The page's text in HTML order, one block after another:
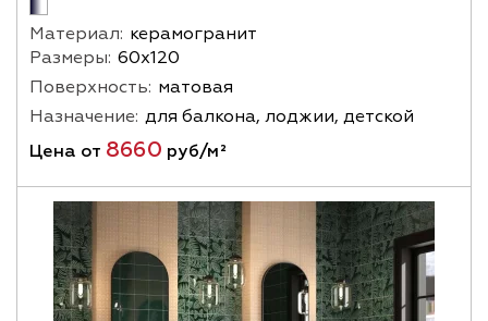
Материал: керамогранит
Размеры: 60х120
Поверхность: матовая
Назначение: для балкона, лоджии, детской
Цена от 8660 руб/м²